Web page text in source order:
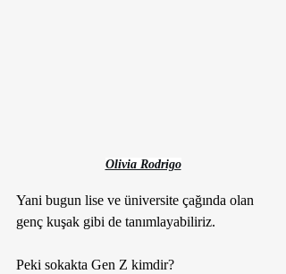
Olivia Rodrigo
Yani bugun lise ve üniversite çağında olan
genç kuşak gibi de tanımlayabiliriz.
Peki sokakta Gen Z kimdir?